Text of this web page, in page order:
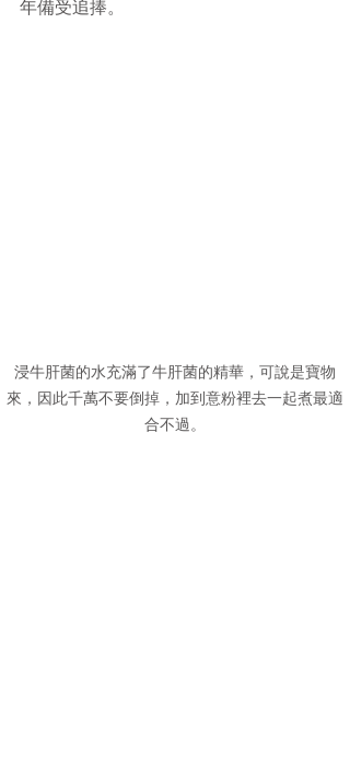
年備受追捧。
浸牛肝菌的水充滿了牛肝菌的精華，可說是寶物
來，因此千萬不要倒掉，加到意粉裡去一起煮最適
合不過。